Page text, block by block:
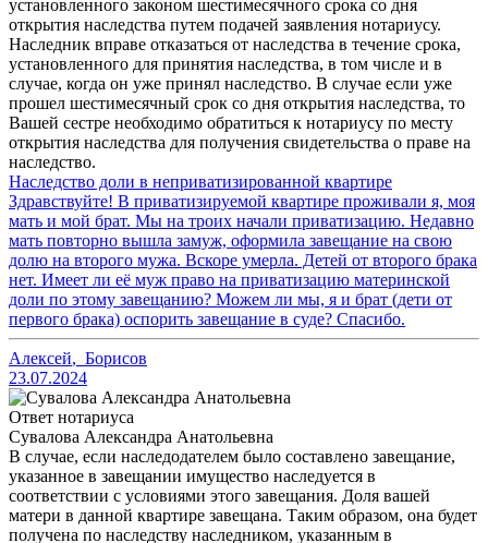
установленного законом шестимесячного срока со дня
открытия наследства путем подачей заявления нотариусу.
Наследник вправе отказаться от наследства в течение срока,
установленного для принятия наследства, в том числе и в
случае, когда он уже принял наследство. В случае если уже
прошел шестимесячный срок со дня открытия наследства, то
Вашей сестре необходимо обратиться к нотариусу по месту
открытия наследства для получения свидетельства о праве на
наследство.
Наследство доли в неприватизированной квартире
Здравствуйте! В приватизируемой квартире проживали я, моя
мать и мой брат. Мы на троих начали приватизацию. Недавно
мать повторно вышла замуж, оформила завещание на свою
долю на второго мужа. Вскоре умерла. Детей от второго брака
нет. Имеет ли её муж право на приватизацию материнской
доли по этому завещанию? Можем ли мы, я и брат (дети от
первого брака) оспорить завещание в суде? Спасибо.
Алексей, Борисов
23.07.2024
Ответ нотариуса
Сувалова Александра Анатольевна
В случае, если наследодателем было составлено завещание,
указанное в завещании имущество наследуется в
соответствии с условиями этого завещания. Доля вашей
матери в данной квартире завещана. Таким образом, она будет
получена по наследству наследником, указанным в